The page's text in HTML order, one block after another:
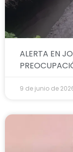
ALERTA EN
9 de junio de